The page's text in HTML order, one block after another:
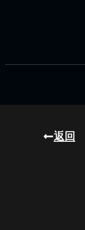
返回